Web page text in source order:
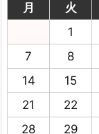
月
火
1
7
8
14
15
21
22
28
29